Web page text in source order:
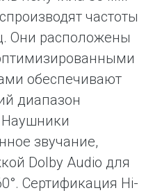
частоты
Они расположены
обеспечивают
диапазон
Наушники
звучание,
Dolby Audio для
Сертификация Hi-